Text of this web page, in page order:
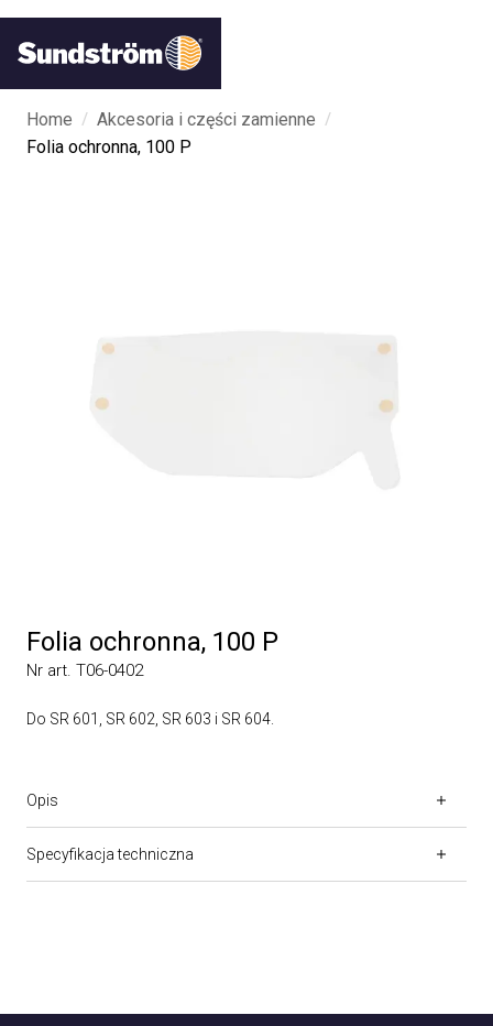
Home / Akcesoria i części zamienne /
Folia ochronna, 100 P
Folia ochronna, 100 P
Nr art. T06-0402
Do SR 601, SR 602, SR 603 i SR 604.
Opis
Specyfikacja techniczna